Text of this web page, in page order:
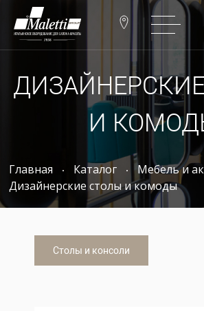
И
Главная Каталог
Мебель и
Дизайнерские столы и комоды
Столы и консоли